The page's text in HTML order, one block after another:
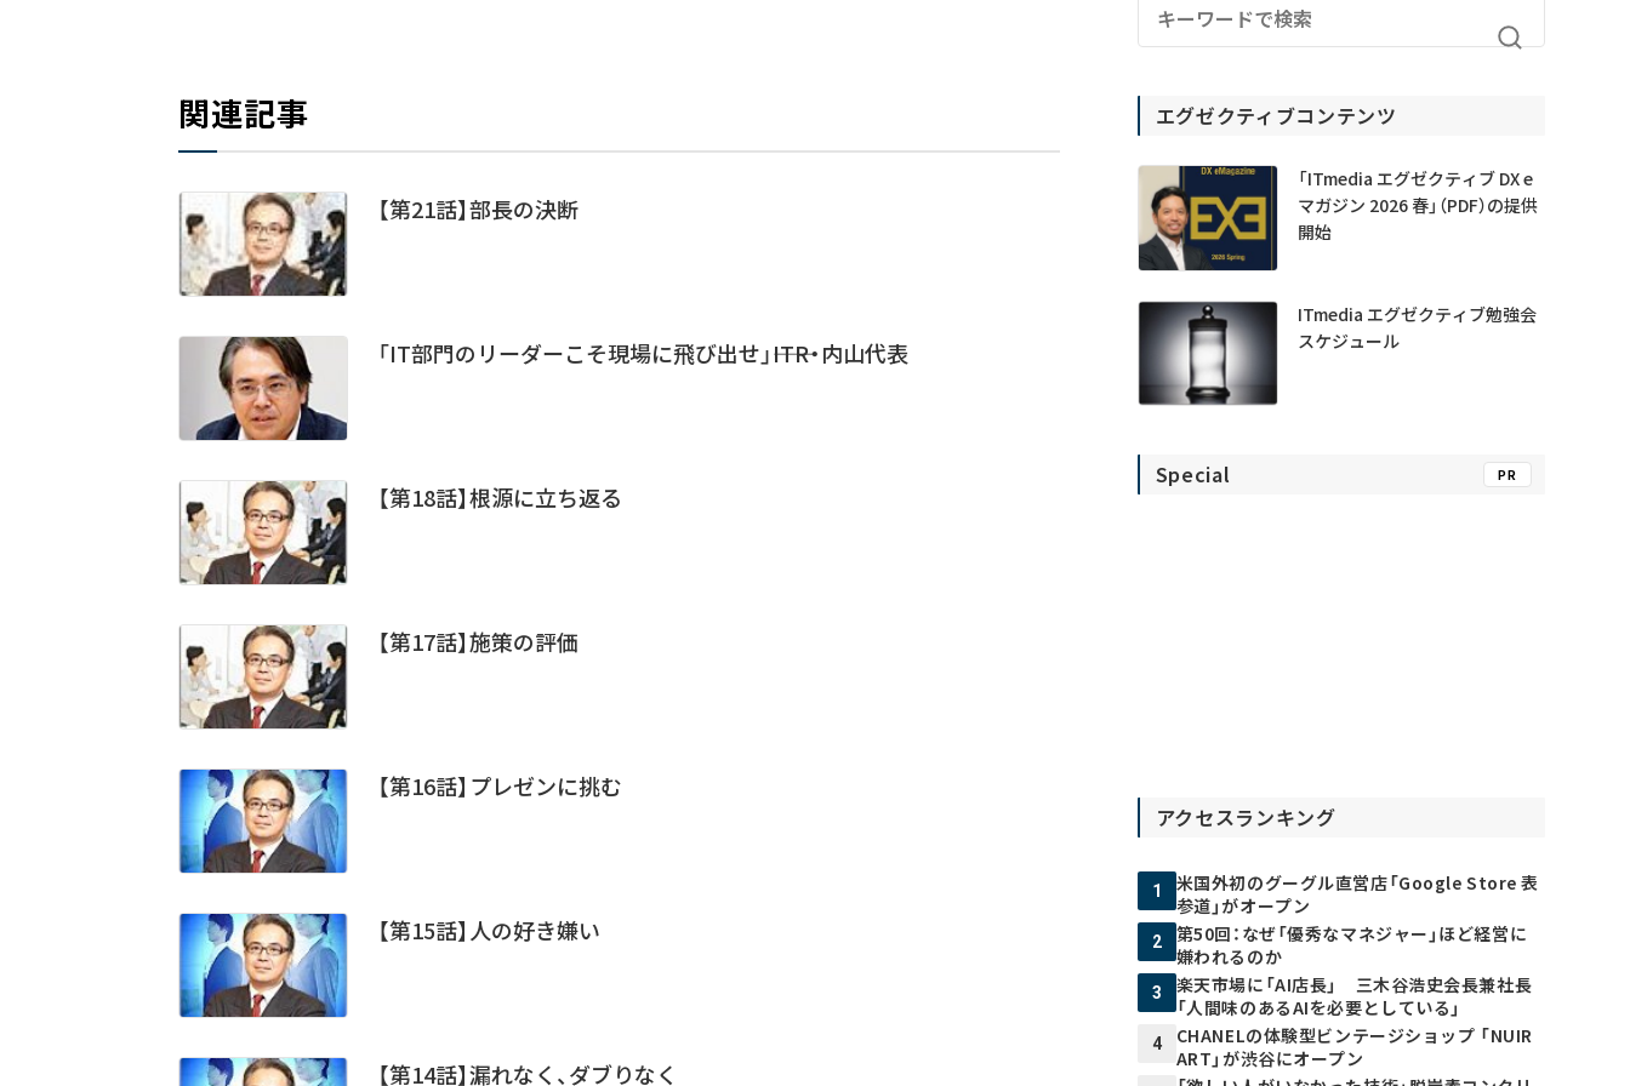
関連記事
【第21話】部長の決断
「IT部門のリーダーこそ現場に飛び出せ」――ITR・内山代表
【第18話】根源に立ち返る
【第17話】施策の評価
【第16話】プレゼンに挑む
【第15話】人の好き嫌い
【第14話】漏れなく、ダブりなく
エグゼクティブコンテンツ
「ITmedia エグゼクティブ DX e
マガジン 2026 春」（PDF）の提供
開始
ITmedia エグゼクティブ勉強会
スケジュール
Special PR
アクセスランキング
1
米国外初のグーグル直営店「Google Store 表
参道」がオープン
2
第50回：なぜ「優秀なマネジャー」ほど経営に
嫌われるのか
3
楽天市場に「AI店長」 三木谷浩史会長兼社長
「人間味のあるAIを必要としている」
4
CHANELの体験型ビンテージショップ 「NUIR
ART」が渋谷にオープン